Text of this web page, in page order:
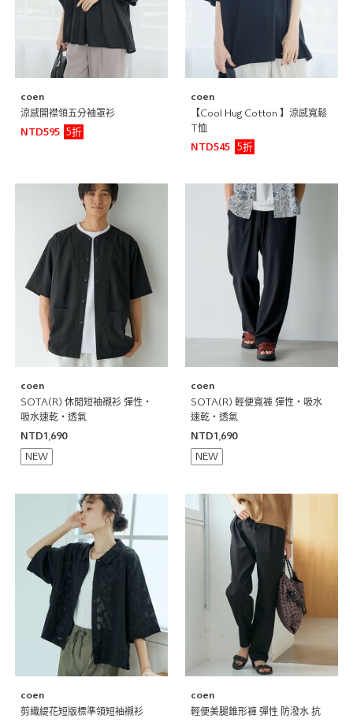
coen
涼感開襟領五分袖罩衫
NTD595
5折
coen
【Cool Hug Cotton 】涼感寬鬆
T恤
NTD545
5折
coen
SOTA(R) 休閒短袖襯衫 彈性・
吸水速乾・透氣
NTD1,690
NEW
coen
SOTA(R) 輕便寬褲 彈性・吸水
速乾・透氣
NTD1,690
NEW
coen
剪織緹花短版標準領短袖襯衫
coen
輕便美腿錐形褲 彈性 防潑水 抗